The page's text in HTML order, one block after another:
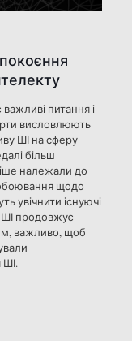
питання і
висловлюють
ШІ на сферу
більш
належали до
щодо
увічнити існуючі
ШІ продовжує
важливо, щоб
ШІ.